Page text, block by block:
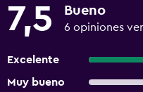
7,5 Bueno
6 opiniones
Excelente
Muy bueno